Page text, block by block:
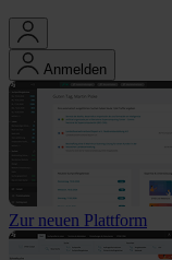
Anmelden
Zur neuen Plattform